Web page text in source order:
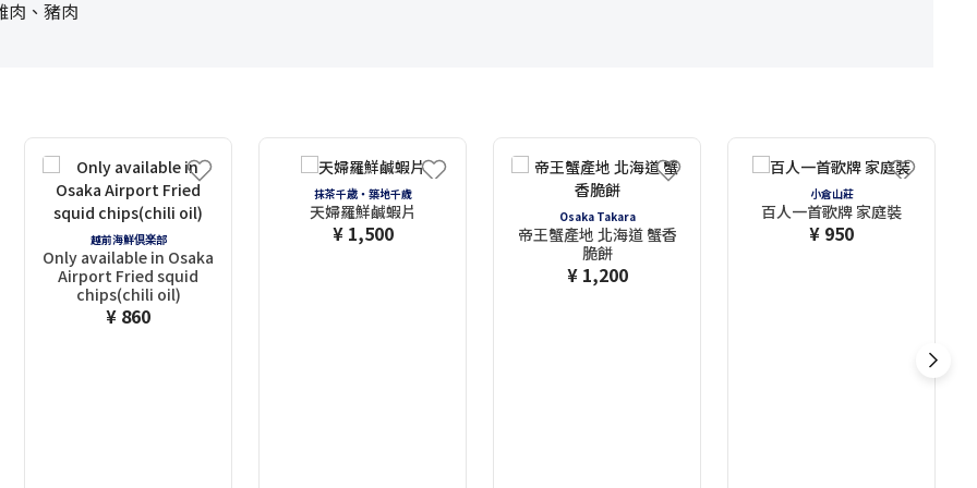
肉、豬肉
越前海鮮倶楽部
Only available in Osaka
Airport Fried squid
chips(chili oil)
¥ 860
抹茶千歳・築地千歲
天婦羅鮮鹹蝦片
¥ 1,500
Osaka Takara
帝王蟹產地 北海道 蟹香
脆餅
¥ 1,200
小倉山莊
百人一首歌牌 家庭裝
¥ 950